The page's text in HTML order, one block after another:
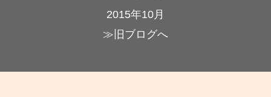
2015年10月
≫旧ブログへ